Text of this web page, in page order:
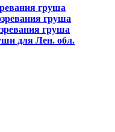
груша
груша
груша
для Лен. обл.